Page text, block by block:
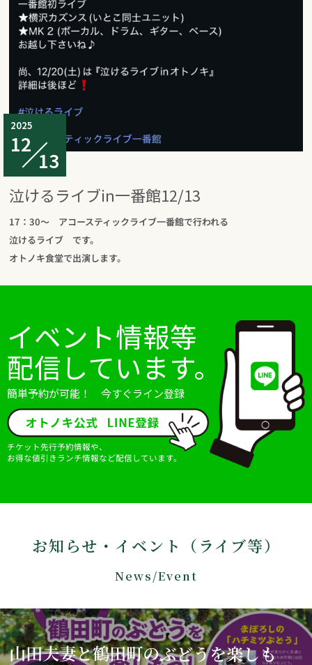
2025
12
13
泣けるライブin一番館12/13
17：30～ アコースティックライブ一番館で行われる
泣けるライブ です。
オトノキ食堂で出演します。
イベント情報等
配信しています。
簡単予約が可能！ 今すぐライン登録
チケット先行予約情報や、
お得な値引きランチ情報など配信しています。
お知らせ・イベント（ライブ等）
News/Event
山田夫妻と鶴田町のぶどうを楽しも